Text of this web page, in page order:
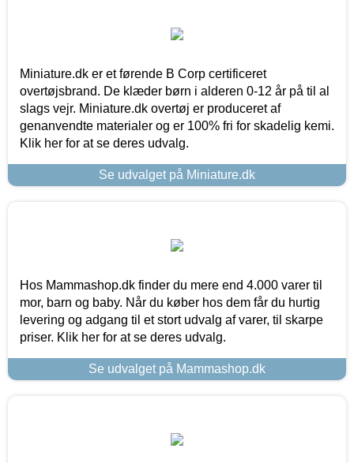
Miniature.dk er et førende B Corp certificeret
overtøjsbrand. De klæder børn i alderen 0-12 år på til al
slags vejr. Miniature.dk overtøj er produceret af
genanvendte materialer og er 100% fri for skadelig kemi.
Klik her for at se deres udvalg.
Se udvalget på Miniature.dk
Hos Mammashop.dk finder du mere end 4.000 varer til
mor, barn og baby. Når du køber hos dem får du hurtig
levering og adgang til et stort udvalg af varer, til skarpe
priser. Klik her for at se deres udvalg.
Se udvalget på Mammashop.dk